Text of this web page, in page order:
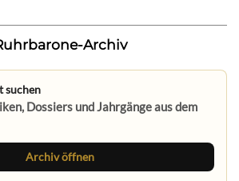
Archiv
suchen
Dossiers und Jahrgänge aus dem
Archiv öffnen